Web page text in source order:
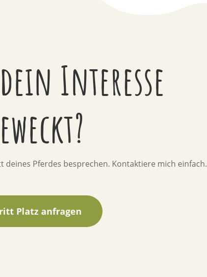
Interesse
deines Pferdes besprechen. Kontaktiere mich einfach.
Platz anfragen